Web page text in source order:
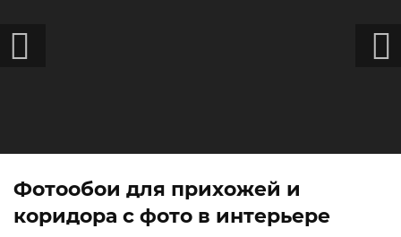
Фотообои для прихожей и
коридора с фото в интерьере